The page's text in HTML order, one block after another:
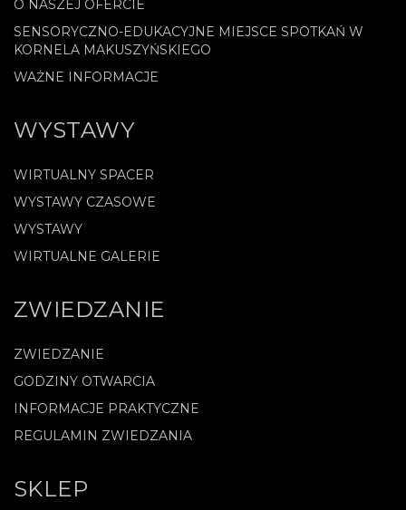
O NASZEJ OFERCIE
SENSORYCZNO-EDUKACYJNE MIEJSCE SPOTKAŃ W
KORNELA MAKUSZYŃSKIEGO
WAŻNE INFORMACJE
WYSTAWY
WIRTUALNY SPACER
WYSTAWY CZASOWE
WYSTAWY
WIRTUALNE GALERIE
ZWIEDZANIE
ZWIEDZANIE
GODZINY OTWARCIA
INFORMACJE PRAKTYCZNE
REGULAMIN ZWIEDZANIA
SKLEP